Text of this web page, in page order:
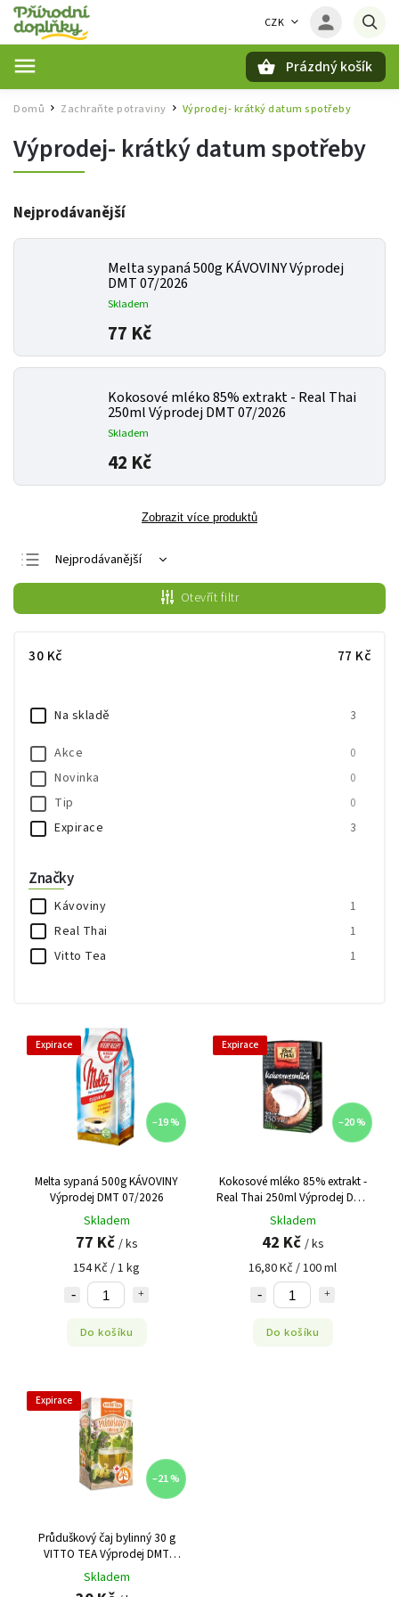
CZK
Prázdný košík
Domů / Zachraňte potraviny Výprodej- krátký datum spotřeby
Výprodej- krátký datum spotřeby
Nejprodávanější
Melta sypaná 500g KÁVOVINY Výprodej
DMT 07/2026
Skladem
77 Kč
Kokosové mléko 85% extrakt - Real Thai
250ml Výprodej DMT 07/2026
Skladem
42 Kč
Zobrazit více produktů
Nejprodávanější
Nejlevnější
Nejdražší
Abecedně
Otevřít filtr
30 Kč 77 Kč
Na skladě 3
Akce 0
Novinka 0
Tip 0
Expirace 3
Značky
Kávoviny 1
Real Thai 1
Vitto Tea 1
Expirace
–19 %
Melta sypaná 500g KÁVOVINY
Výprodej DMT 07/2026
Skladem
77 Kč / ks
154 Kč / 1 kg
Do košíku
Expirace
–20 %
Kokosové mléko 85% extrakt -
Real Thai 250ml Výprodej DMT
07/2026
Skladem
42 Kč / ks
16,80 Kč / 100 ml
Do košíku
Expirace
–21 %
Průduškový čaj bylinný 30 g
VITTO TEA Výprodej DMT
04/2026
Skladem